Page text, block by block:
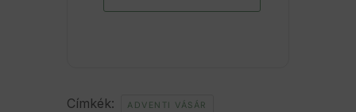
Címkék: ADVENTI VÁSÁR